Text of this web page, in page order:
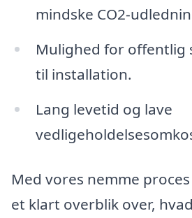
mindske CO2-
Mulighed for offentlig
til installation.
Lang levetid og lave
Med vores nemme
et klart overblik over,